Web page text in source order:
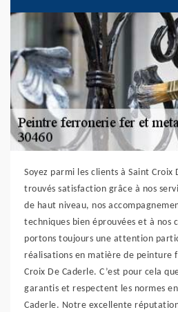
Soyez parmi les clients à Saint Croix
trouvés satisfaction grâce à nos
de haut niveau, nos
techniques bien éprouvées et à nos
portons toujours une attention
réalisations en matière de peinture
Croix De Caderle. C’est pour cela
garantis et respectent les normes
Caderle. Notre excellente